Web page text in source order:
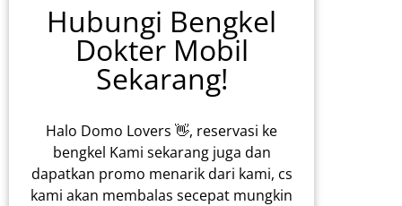
Hubungi Bengkel
Dokter Mobil
Sekarang!
Halo Domo Lovers 👋, reservasi ke
bengkel Kami sekarang juga dan
dapatkan promo menarik dari kami, cs
kami akan membalas secepat mungkin